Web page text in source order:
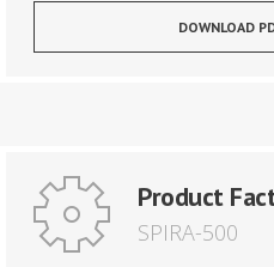
DOWNLOAD
Product
SPIRA-500